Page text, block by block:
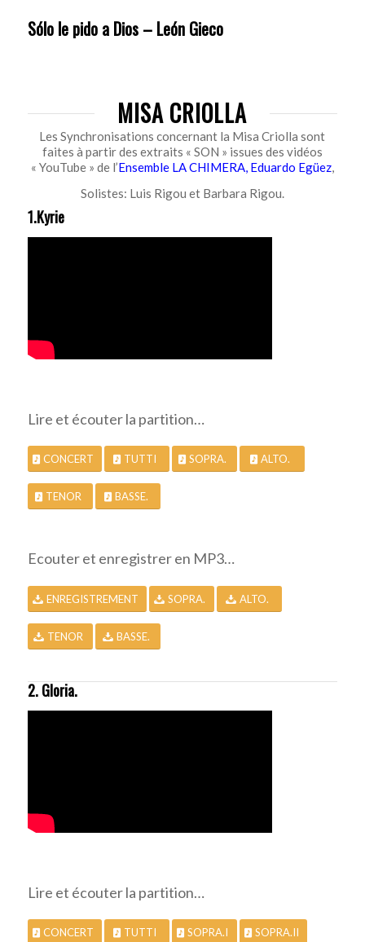
Sólo le pido a Dios – León Gieco
MISA CRIOLLA
Les Synchronisations concernant la Misa Criolla sont
faites à partir des extraits « SON » issues des vidéos
« YouTube » de l’Ensemble LA CHIMERA, Eduardo Egüez,
Solistes: Luis Rigou et Barbara Rigou.
1.Kyrie
Lire et écouter la partition…
CONCERT TUTTI SOPRA. ALTO.
TENOR BASSE.
Ecouter et enregistrer en MP3…
ENREGISTREMENT SOPRA. ALTO.
TENOR BASSE.
2. Gloria.
Lire et écouter la partition…
CONCERT TUTTI SOPRA.I SOPRA.II